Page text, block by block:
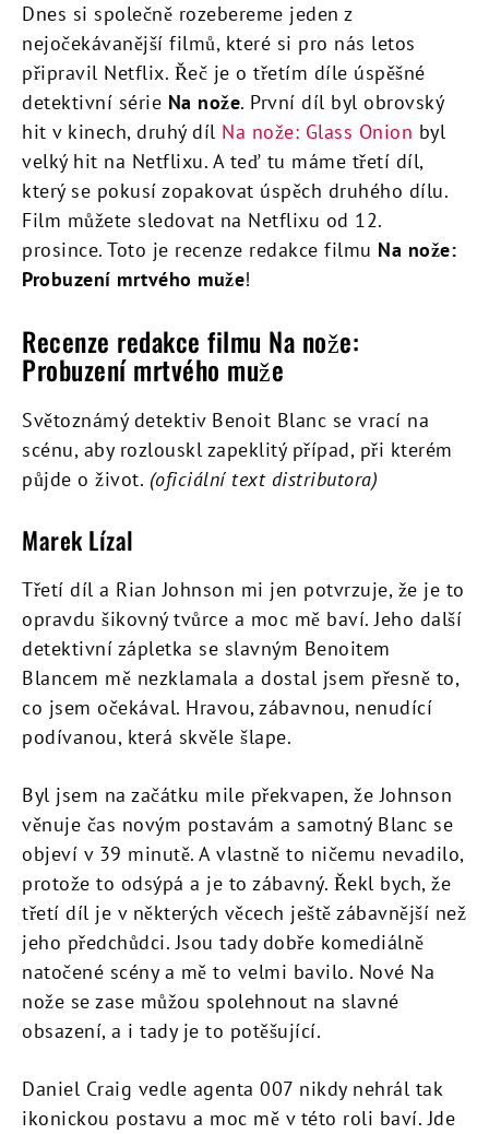
Dnes si společně rozebereme jeden z
nejočekávanější filmů, které si pro nás letos
připravil Netflix. Řeč je o třetím díle úspěšné
detektivní série Na nože. První díl byl obrovský
hit v kinech, druhý díl Na nože: Glass Onion byl
velký hit na Netflixu. A teď tu máme třetí díl,
který se pokusí zopakovat úspěch druhého dílu.
Film můžete sledovat na Netflixu od 12.
prosince. Toto je recenze redakce filmu Na nože:
Probuzení mrtvého muže!
Recenze redakce filmu Na nože:
Probuzení mrtvého muže
Světoznámý detektiv Benoit Blanc se vrací na
scénu, aby rozlouskl zapeklitý případ, při kterém
půjde o život. (oficiální text distributora)
Marek Lízal
Třetí díl a Rian Johnson mi jen potvrzuje, že je to
opravdu šikovný tvůrce a moc mě baví. Jeho další
detektivní zápletka se slavným Benoitem
Blancem mě nezklamala a dostal jsem přesně to,
co jsem očekával. Hravou, zábavnou, nenudící
podívanou, která skvěle šlape.
Byl jsem na začátku mile překvapen, že Johnson
věnuje čas novým postavám a samotný Blanc se
objeví v 39 minutě. A vlastně to ničemu nevadilo,
protože to odsýpá a je to zábavný. Řekl bych, že
třetí díl je v některých věcech ještě zábavnější než
jeho předchůdci. Jsou tady dobře komediálně
natočené scény a mě to velmi bavilo. Nové Na
nože se zase můžou spolehnout na slavné
obsazení, a i tady je to potěšující.
Daniel Craig vedle agenta 007 nikdy nehrál tak
ikonickou postavu a moc mě v této roli baví. Jde